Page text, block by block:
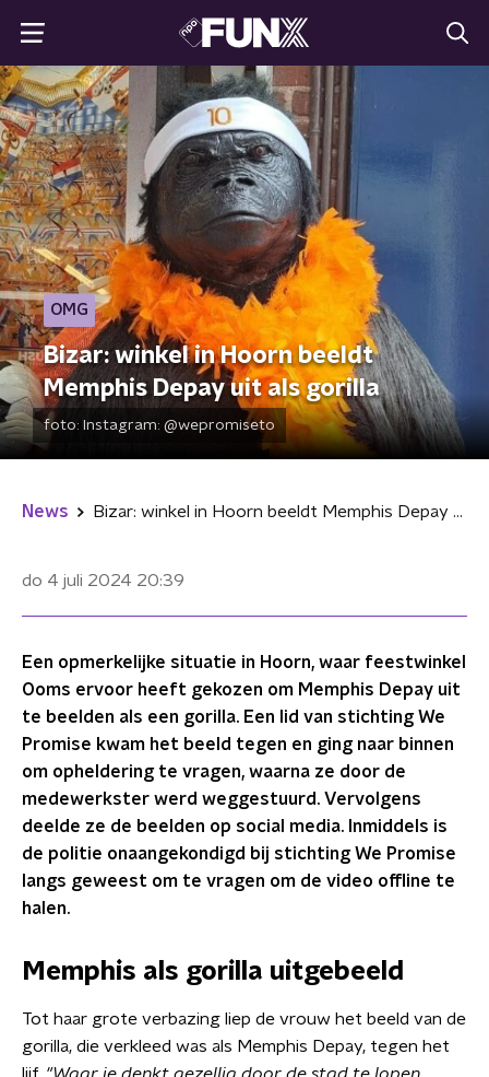
OMG
Bizar: winkel in Hoorn beeldt
Memphis Depay uit als gorilla
foto: Instagram: @wepromiseto
News Bizar: winkel in Hoorn beeldt Memphis Depay uit als gorilla
do 4 juli 2024 20:39
Een opmerkelijke situatie in Hoorn, waar feestwinkel
Ooms ervoor heeft gekozen om Memphis Depay uit
te beelden als een gorilla. Een lid van stichting We
Promise kwam het beeld tegen en ging naar binnen
om opheldering te vragen, waarna ze door de
medewerkster werd weggestuurd. Vervolgens
deelde ze de beelden op social media. Inmiddels is
de politie onaangekondigd bij stichting We Promise
langs geweest om te vragen om de video offline te
halen.
Memphis als gorilla uitgebeeld
Tot haar grote verbazing liep de vrouw het beeld van de
gorilla, die verkleed was als Memphis Depay, tegen het